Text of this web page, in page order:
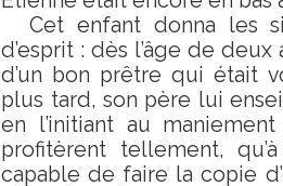
Cet enfant donna les
d’esprit : dès l’âge de
d’un bon prêtre qui était
plus tard, son père lui
en l’initiant au
profitèrent tellement,
capable de faire la copie